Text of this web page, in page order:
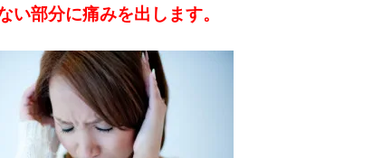
い部分に痛みを出します。